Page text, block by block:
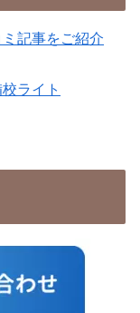
記事をご紹介
ライト